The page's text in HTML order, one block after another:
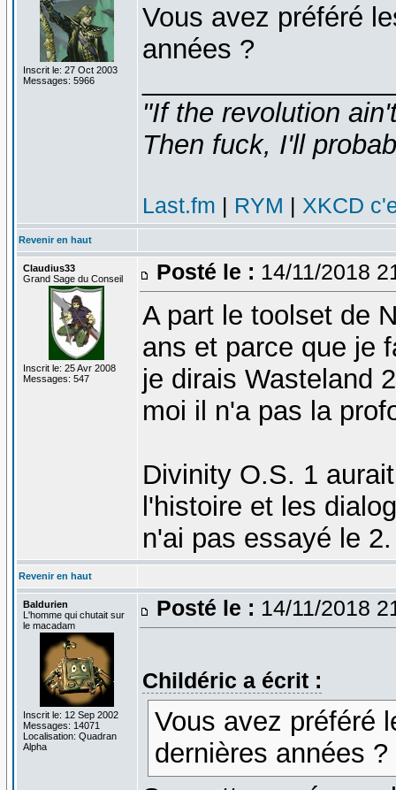
Inscrit le: 27 Oct 2003
Messages: 5966
Vous avez préféré
années ?
"If the revolution
Then fuck, I'll
Last.fm | RYM | XKCD
Revenir en haut
Claudius33
Grand Sage du Conseil
Inscrit le: 25 Avr 2008
Messages: 547
Posté le : 14/11/2018
A part le toolset de
ans et parce que je
je dirais Wasteland
moi il n'a pas la
Divinity O.S. 1
l'histoire et les
n'ai pas essayé le 2.
Revenir en haut
Baldurien
L'homme qui chutait sur
le macadam
Inscrit le: 12 Sep 2002
Messages: 14071
Localisation: Quadran
Alpha
Posté le : 14/11/2018
Childéric a écrit :
Vous avez préféré
dernières années ?